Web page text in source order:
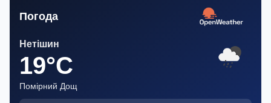
Погода
Нетішин
19°C
Помірний Дощ